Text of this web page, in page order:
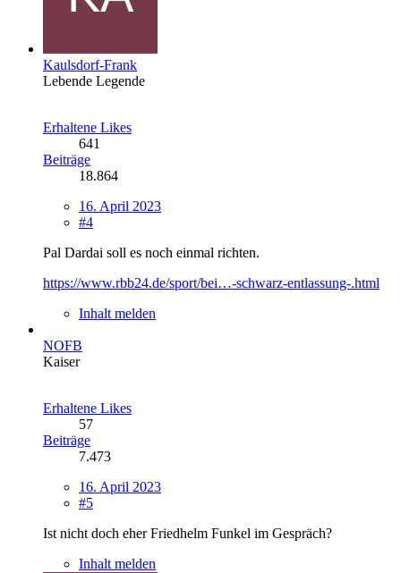
Kaulsdorf-Frank
Lebende Legende
Erhaltene Likes
641
Beiträge
18.864
16. April 2023
#4
Pal Dardai soll es noch einmal richten.
https://www.rbb24.de/sport/bei…-schwarz-entlassung-.html
Inhalt melden
NOFB
Kaiser
Erhaltene Likes
57
Beiträge
7.473
16. April 2023
#5
Ist nicht doch eher Friedhelm Funkel im Gespräch?
Inhalt melden